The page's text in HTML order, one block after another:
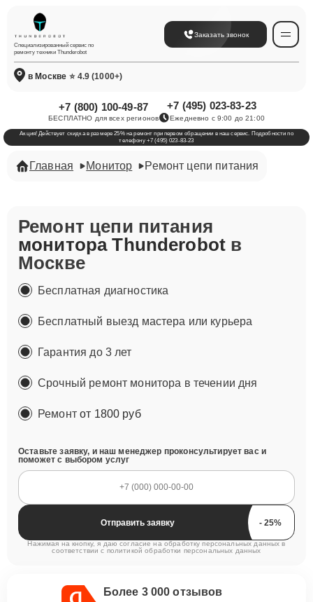
Специализированный сервис по
ремонту техники Thunderobot
Заказать звонок
в Москве ⭐ 4.9 (1000+)
+7 (800) 100-49-87
БЕСПЛАТНО для всех регионов
+7 (495) 023-83-23
Ежедневно с 9:00 до 21:00
Акция! Действует скидка в размере 25% на ремонт при первом обращении в наш сервис. Подробности по
телефону +7 (495) 023-83-23
Главная Монитор Ремонт цепи питания
Ремонт цепи питания
монитора Thunderobot в
Москве
Бесплатная диагностика
Бесплатный выезд мастера или курьера
Гарантия до 3 лет
Срочный ремонт монитора в течении дня
Ремонтот 1800 руб
Оставьте заявку, и наш менеджер проконсультирует вас и
поможет с выбором услуг
Отправить заявку
Нажимая на кнопку, я даю согласие на обработку персональных данных в
соответствии с политикой обработки персональных данных
Более 3 000 отзывов